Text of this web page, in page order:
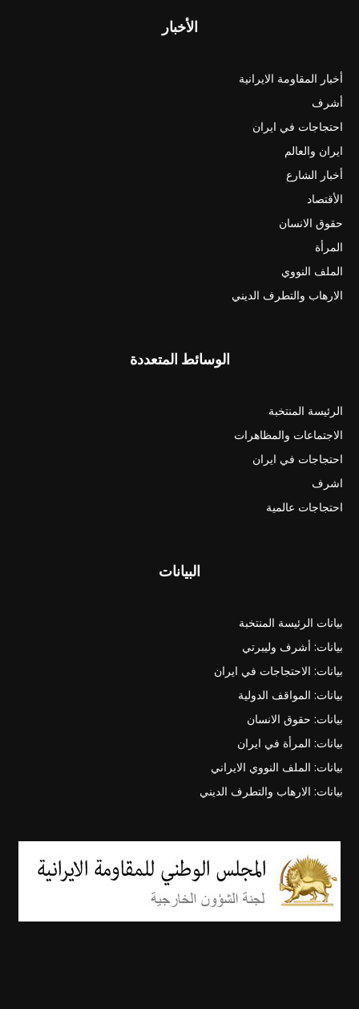
الأخبار
أخبار المقاومة الايرانية
أشرف
احتجاجات في ايران
ايران والعالم
أخبار الشارع
الأقتصاد
حقوق الانسان
المرأة
الملف النووي
الارهاب والتطرف الديني
الوسائط المتعددة
الرئيسة المنتخبة
الاجتماعات والمظاهرات
احتجاجات في ايران
اشرف
احتجاجات عالمية
البيانات
بيانات الرئيسة المنتخبة
بيانات: أشرف وليبرتي
بيانات: الاحتجاجات في ايران
بيانات: المواقف الدولية
بيانات: حقوق الانسان
بيانات: المرأة في ايران
بيانات: الملف النووي الايراني
بيانات: الارهاب والتطرف الديني